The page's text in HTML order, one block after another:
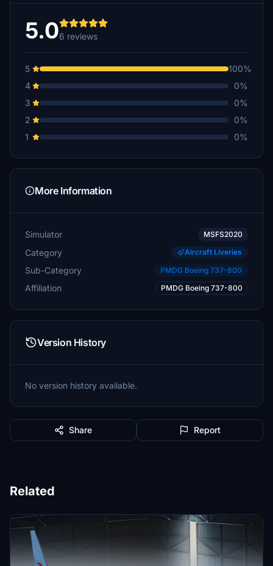
5.06 reviews
5
100%
4
0%
3
0%
2
0%
1
0%
More Information
Simulator MSFS2020
Category Aircraft Liveries
Sub-Category PMDG Boeing 737-800
Affiliation PMDG Boeing 737-800
Version History
No version history available.
Share Report
Related